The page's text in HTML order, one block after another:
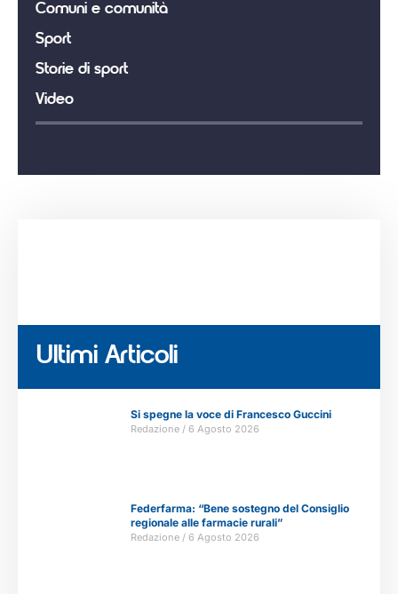
Comuni e comunità
Sport
Storie di sport
Video
Ultimi Articoli
Si spegne la voce di Francesco Guccini
Redazione 6 Agosto 2026
Federfarma: “Bene sostegno del Consiglio
regionale alle farmacie rurali”
Redazione 6 Agosto 2026